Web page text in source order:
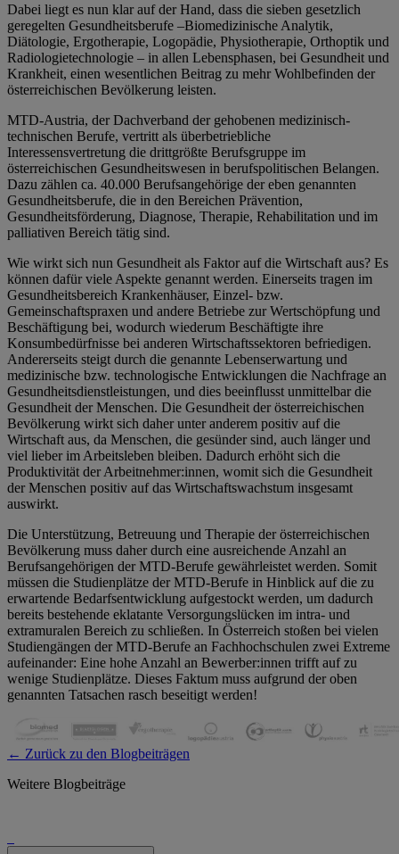
Dabei liegt es nun klar auf der Hand, dass die sieben gesetzlich
geregelten Gesundheitsberufe –Biomedizinische Analytik,
Diätologie, Ergotherapie, Logopädie, Physiotherapie, Orthoptik und
Radiologietechnologie – in allen Lebensphasen, bei Gesundheit und
Krankheit, einen wesentlichen Beitrag zu mehr Wohlbefinden der
österreichischen Bevölkerung leisten.
MTD-Austria, der Dachverband der gehobenen medizinisch-
technischen Berufe, vertritt als überbetriebliche
Interessensvertretung die drittgrößte Berufsgruppe im
österreichischen Gesundheitswesen in berufspolitischen Belangen.
Dazu zählen ca. 40.000 Berufsangehörige der eben genannten
Gesundheitsberufe, die in den Bereichen Prävention,
Gesundheitsförderung, Diagnose, Therapie, Rehabilitation und im
palliativen Bereich tätig sind.
Wie wirkt sich nun Gesundheit als Faktor auf die Wirtschaft aus? Es
können dafür viele Aspekte genannt werden. Einerseits tragen im
Gesundheitsbereich Krankenhäuser, Einzel- bzw.
Gemeinschaftspraxen und andere Betriebe zur Wertschöpfung und
Beschäftigung bei, wodurch wiederum Beschäftigte ihre
Konsumbedürfnisse bei anderen Wirtschaftssektoren befriedigen.
Andererseits steigt durch die genannte Lebenserwartung und
medizinische bzw. technologische Entwicklungen die Nachfrage an
Gesundheitsdienstleistungen, und dies beeinflusst unmittelbar die
Gesundheit der Menschen. Die Gesundheit der österreichischen
Bevölkerung wirkt sich daher unter anderem positiv auf die
Wirtschaft aus, da Menschen, die gesünder sind, auch länger und
viel lieber im Arbeitsleben bleiben. Dadurch erhöht sich die
Produktivität der Arbeitnehmer:innen, womit sich die Gesundheit
der Menschen positiv auf das Wirtschaftswachstum insgesamt
auswirkt.
Die Unterstützung, Betreuung und Therapie der österreichischen
Bevölkerung muss daher durch eine ausreichende Anzahl an
Berufsangehörigen der MTD-Berufe gewährleistet werden. Somit
müssen die Studienplätze der MTD-Berufe in Hinblick auf die zu
erwartende Bedarfsentwicklung aufgestockt werden, um dadurch
bereits bestehende eklatante Versorgungslücken im intra- und
extramuralen Bereich zu schließen. In Österreich stoßen bei vielen
Studiengängen der MTD-Berufe an Fachhochschulen zwei Extreme
aufeinander: Eine hohe Anzahl an Bewerber:innen trifft auf zu
wenige Studienplätze. Dieses Faktum muss aufgrund der oben
genannten Tatsachen rasch beseitigt werden!
← Zurück zu den Blogbeiträgen
Weitere Blogbeiträge